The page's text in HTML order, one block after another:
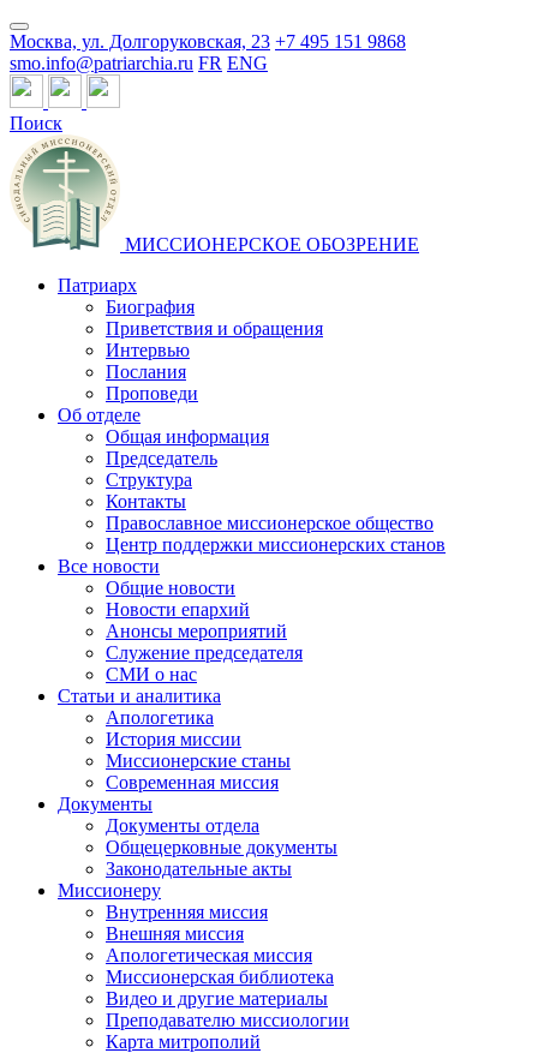
Москва, ул. Долгоруковская, 23 +7 495 151 9868
smo.info@patriarchia.ru FR ENG
Поиск
МИССИОНЕРСКОЕ ОБОЗРЕНИЕ
Патриарх
Биография
Приветствия и обращения
Интервью
Послания
Проповеди
Об отделе
Общая информация
Председатель
Структура
Контакты
Православное миссионерское общество
Центр поддержки миссионерских станов
Все новости
Общие новости
Новости епархий
Анонсы мероприятий
Служение председателя
СМИ о нас
Статьи и аналитика
Апологетика
История миссии
Миссионерские станы
Современная миссия
Документы
Документы отдела
Общецерковные документы
Законодательные акты
Миссионеру
Внутренняя миссия
Внешняя миссия
Апологетическая миссия
Миссионерская библиотека
Видео и другие материалы
Преподавателю миссиологии
Карта митрополий